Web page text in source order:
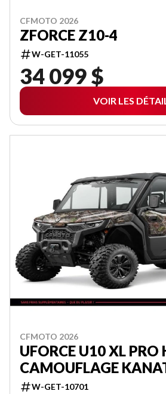
CFMOTO 2026
ZFORCE Z10-4
W-GET-11055
34 099 $
VOIR LES
CFMOTO 2026
UFORCE U10 XL PRO
CAMOUFLAGE
W-GET-10701